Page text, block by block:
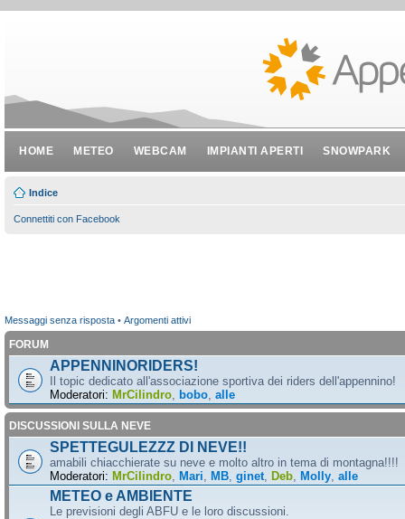
HOME METEO WEBCAM IMPIANTI APERTI SNOWPARK
Indice
Connettiti con Facebook
Messaggi senza risposta • Argomenti attivi
FORUM
APPENNINORIDERS!
Il topic dedicato all'associazione sportiva dei riders dell'appennino!
Moderatori: MrCilindro bobo alle
DISCUSSIONI SULLA NEVE
SPETTEGULEZZZ DI NEVE!!
amabili chiacchierate su neve e molto altro in tema di montagna!!!!
Moderatori: MrCilindro Mari MB ginet Deb Molly alle
METEO e AMBIENTE
Le previsioni degli ABFU e le loro discussioni.